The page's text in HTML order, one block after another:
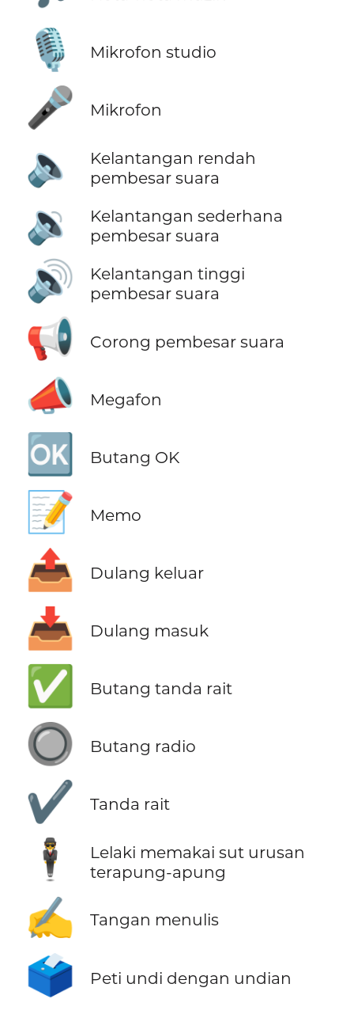
🎙️ Mikrofon studio
🎤 Mikrofon
🔈
Kelantangan rendah
pembesar suara
🔉
Kelantangan sederhana
pembesar suara
🔊
Kelantangan tinggi
pembesar suara
📢 Corong pembesar suara
📣 Megafon
🆗 Butang OK
📝 Memo
📤 Dulang keluar
📥 Dulang masuk
✅ Butang tanda rait
🔘 Butang radio
✔️ Tanda rait
🕴️
Lelaki memakai sut urusan
terapung-apung
✍️ Tangan menulis
🗳️ Peti undi dengan undian